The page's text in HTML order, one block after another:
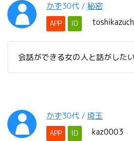
かず30代 / 秘密
APP ID
会話ができる女の人と話がした
かず30代 / 埼玉
APP ID kaz0003